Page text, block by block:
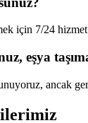
için 7/24
eşya
ancak